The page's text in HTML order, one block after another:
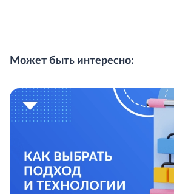
Может быть интересно: